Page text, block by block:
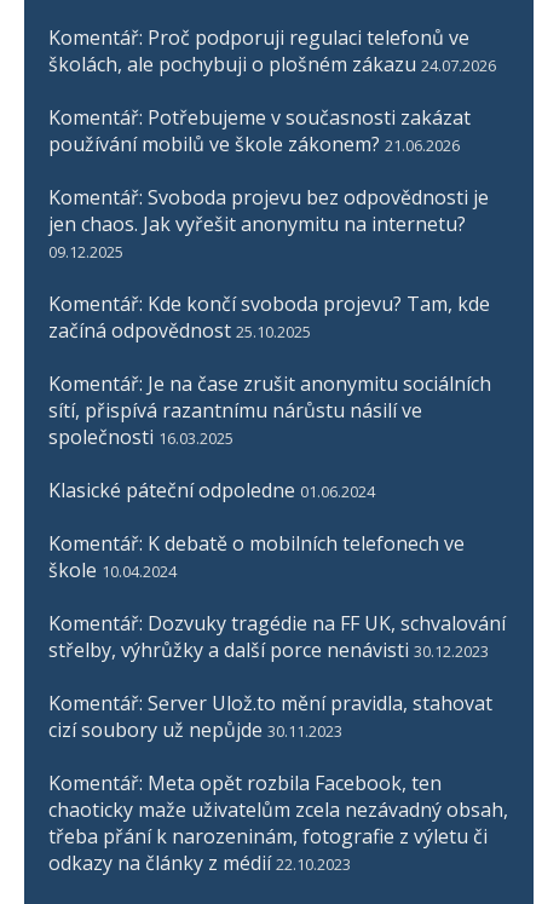
Komentář: Proč podporuji regulaci telefonů ve
školách, ale pochybuji o plošném zákazu 24.07.2026
Komentář: Potřebujeme v současnosti zakázat
používání mobilů ve škole zákonem? 21.06.2026
Komentář: Svoboda projevu bez odpovědnosti je
jen chaos. Jak vyřešit anonymitu na internetu?
09.12.2025
Komentář: Kde končí svoboda projevu? Tam, kde
začíná odpovědnost 25.10.2025
Komentář: Je na čase zrušit anonymitu sociálních
sítí, přispívá razantnímu nárůstu násilí ve
společnosti 16.03.2025
Klasické páteční odpoledne 01.06.2024
Komentář: K debatě o mobilních telefonech ve
škole 10.04.2024
Komentář: Dozvuky tragédie na FF UK, schvalování
střelby, výhrůžky a další porce nenávisti 30.12.2023
Komentář: Server Ulož.to mění pravidla, stahovat
cizí soubory už nepůjde 30.11.2023
Komentář: Meta opět rozbila Facebook, ten
chaoticky maže uživatelům zcela nezávadný obsah,
třeba přání k narozeninám, fotografie z výletu či
odkazy na články z médií 22.10.2023